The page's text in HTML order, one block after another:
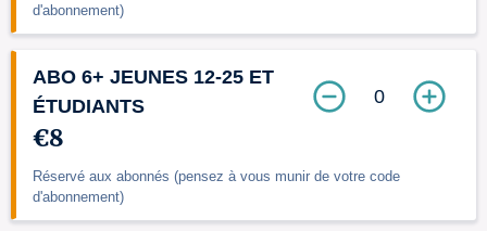
d'abonnement)
ABO 6+ JEUNES 12-25 ET
ÉTUDIANTS
€8
Réservé aux abonnés (pensez à vous munir de votre code
d'abonnement)
0